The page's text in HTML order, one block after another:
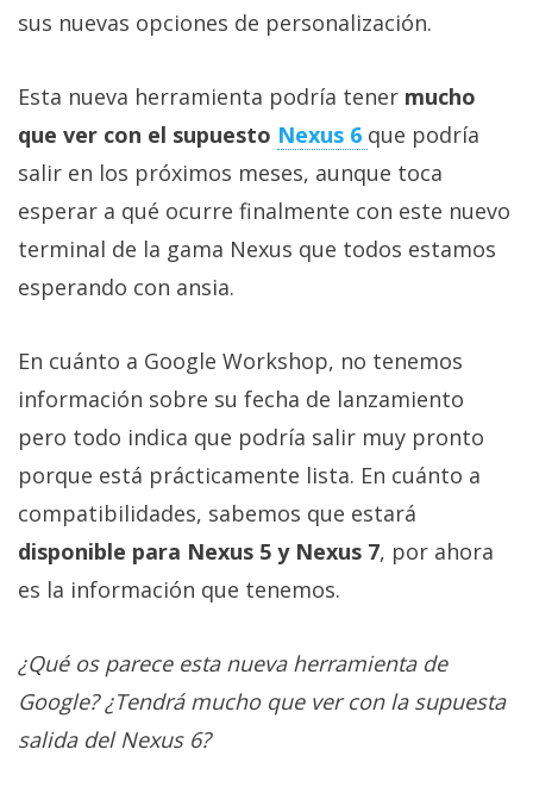
noticias sobre
ordenadores,
informática,
videojuegos,
comparativas,
trucos y
tutoriales.
Informático
derechos
reservados .
sus nuevas opciones de personalización.
Esta nueva herramienta podría tener mucho
que ver con el supuesto Nexus 6 que podría
salir en los próximos meses, aunque toca
esperar a qué ocurre finalmente con este nuevo
terminal de la gama Nexus que todos estamos
esperando con ansia.
En cuánto a Google Workshop, no tenemos
información sobre su fecha de lanzamiento
pero todo indica que podría salir muy pronto
porque está prácticamente lista. En cuánto a
compatibilidades, sabemos que estará
disponible para Nexus 5 y Nexus 7, por ahora
es la información que tenemos.
¿Qué os parece esta nueva herramienta de
Google? ¿Tendrá mucho que ver con la supuesta
salida del Nexus 6?